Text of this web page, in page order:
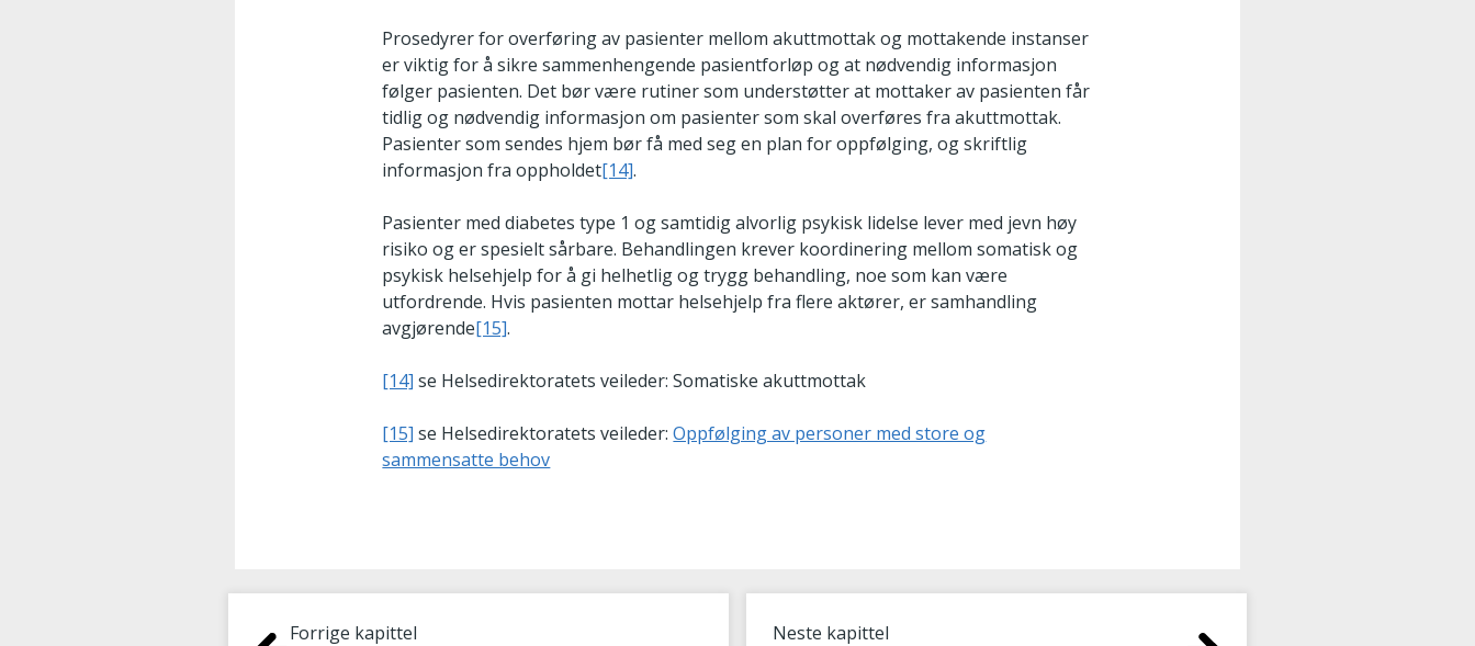
Prosedyrer for overføring av pasienter mellom akuttmottak og mottakende instanser
er viktig for å sikre sammenhengende pasientforløp og at nødvendig informasjon
følger pasienten. Det bør være rutiner som understøtter at mottaker av pasienten får
tidlig og nødvendig informasjon om pasienter som skal overføres fra akuttmottak.
Pasienter som sendes hjem bør få med seg en plan for oppfølging, og skriftlig
informasjon fra oppholdet[14].
Pasienter med diabetes type 1 og samtidig alvorlig psykisk lidelse lever med jevn høy
risiko og er spesielt sårbare. Behandlingen krever koordinering mellom somatisk og
psykisk helsehjelp for å gi helhetlig og trygg behandling, noe som kan være
utfordrende. Hvis pasienten mottar helsehjelp fra flere aktører, er samhandling
avgjørende[15].
[14] se Helsedirektoratets veileder: Somatiske akuttmottak
[15] se Helsedirektoratets veileder:Oppfølging av personer med store og
sammensatte behov
Forrige kapittel Neste kapittel